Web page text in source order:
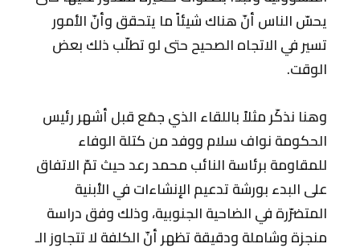
يحسّ الناس أنّ هناك شيئاً ما يتحقق وأنّ الأمور
تسير في الاتجاه الصحيح حتى لو تطلّب ذلك بعض
الوقت.
وهنا نذكّر مثلاً باللقاء الذي جمَع قبل أشهر رئيس
الحكومة نواف سلام ووفد من كتلة الوفاء
للمقاومة برئاسة النائب محمد رعد حيث تمّ الاتفاق
على البدء بورشة تدعيم الإنشاءات في الأبنية
المتضرّرة في الضاحية الجنوبية، وذلك وفق دراسة
منجزة وشاملة ودقيقة تظهر أنّ الكلفة لا تتجاوز الـ